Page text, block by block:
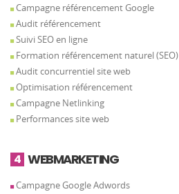
Campagne référencement Google
Audit référencement
Suivi SEO en ligne
Formation référencement naturel (SEO)
Audit concurrentiel site web
Optimisation référencement
Campagne Netlinking
Performances site web
4 WEBMARKETING
Campagne Google Adwords